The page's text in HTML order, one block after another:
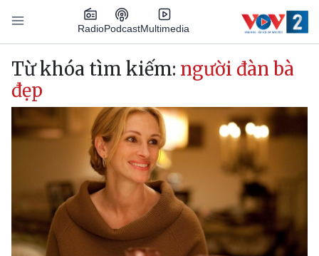
Nhảy đến nội dung
RadioPodcastMultimedia
Main navigation
Từ khóa tìm kiếm: người đàn bà
đẹp